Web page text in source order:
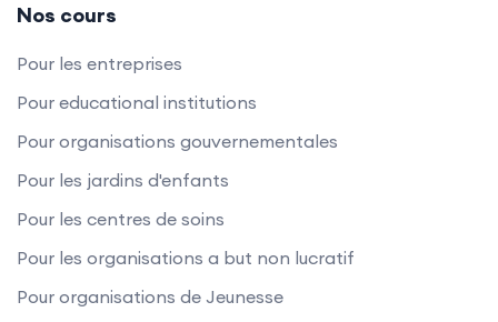
Nos cours
Pour les entreprises
Pour educational institutions
Pour organisations gouvernementales
Pour les jardins d'enfants
Pour les centres de soins
Pour les organisations a but non lucratif
Pour organisations de Jeunesse